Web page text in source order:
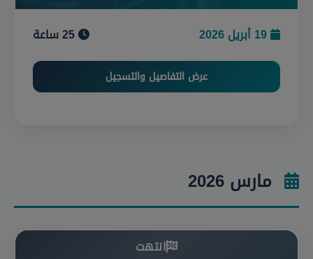
عرض التفاصيل والتسجيل
مارس 2026
انتهت